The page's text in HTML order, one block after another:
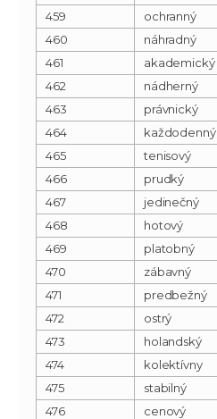
459
ochranný
460
náhradný
461
akademický
462
nádherný
463
právnický
464
každodenný
465
tenisový
466
prudký
467
jedinečný
468
hotový
469
platobný
470
zábavný
471
predbežný
472
ostrý
473
holandský
474
kolektívny
475
stabilný
476
cenový